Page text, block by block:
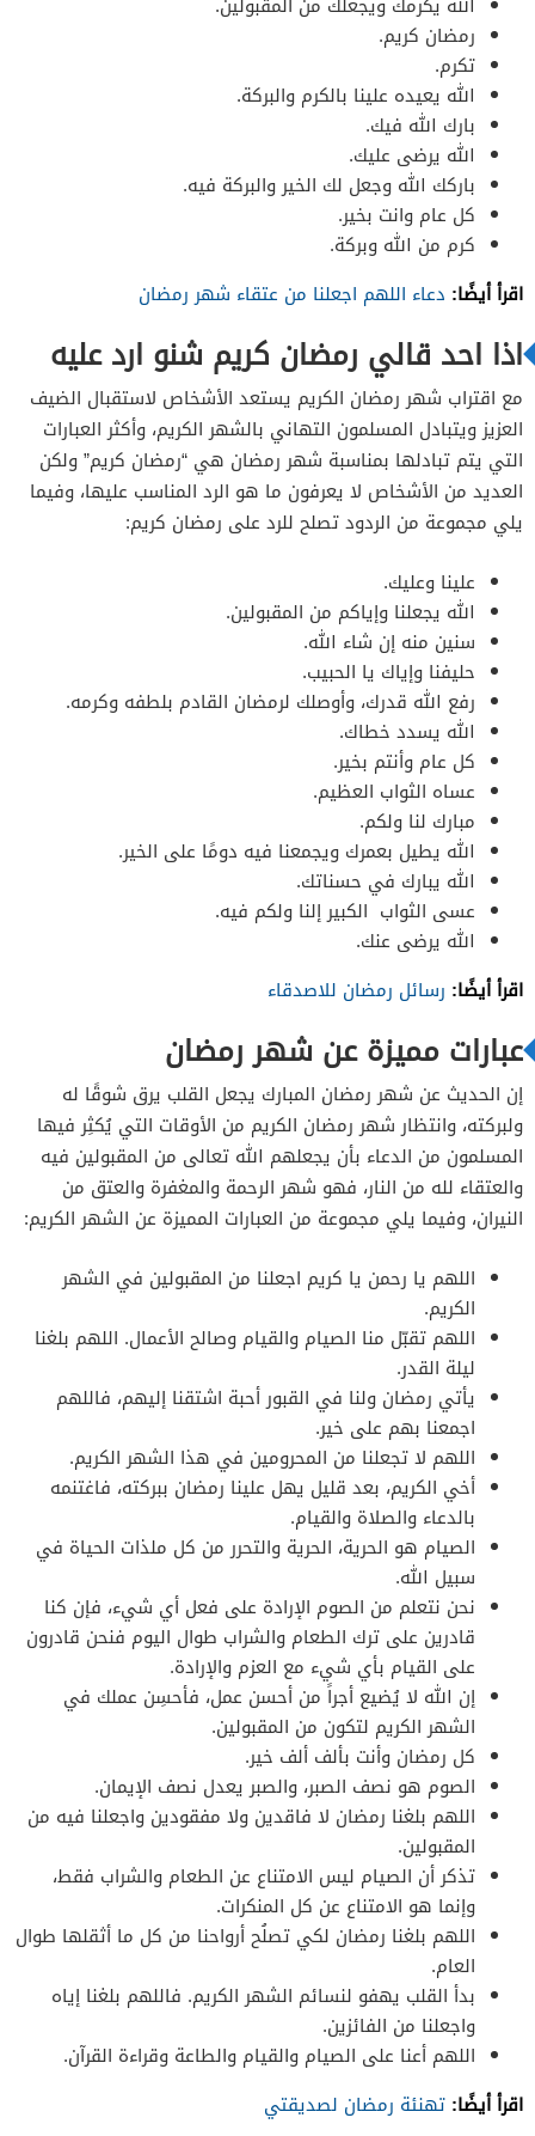
رمضان كريم.
تكرم.
الله يعيده علينا بالكرم والبركة.
بارك الله فيك.
الله يرضى عليك.
باركك الله وجعل لك الخير والبركة فيه.
كل عام وانت بخير.
كرم من الله وبركة.
اقرأ أيضًا: دعاء اللهم اجعلنا من عتقاء شهر رمضان
اذا احد قالي رمضان كريم شنو ارد عليه
مع اقتراب شهر رمضان الكريم يستعد الأشخاص لاستقبال الضيف
العزيز ويتبادل المسلمون التهاني بالشهر الكريم، وأكثر العبارات
التي يتم تبادلها بمناسبة شهر رمضان هي “رمضان كريم” ولكن
العديد من الأشخاص لا يعرفون ما هو الرد المناسب عليها، وفيما
يلي مجموعة من الردود تصلح للرد على رمضان كريم:
علينا وعليك.
الله يجعلنا وإياكم من المقبولين.
سنين منه إن شاء الله.
حليفنا وإياك يا الحبيب.
رفع الله قدرك، وأوصلك لرمضان القادم بلطفه وكرمه.
الله يسدد خطاك.
كل عام وأنتم بخير.
عساه الثواب العظيم.
مبارك لنا ولكم.
الله يطيل بعمرك ويجمعنا فيه دومًا على الخير.
الله يبارك في حسناتك.
عسى الثواب الكبير إلنا ولكم فيه.
الله يرضى عنك.
اقرأ أيضًا: رسائل رمضان للاصدقاء
عبارات مميزة عن شهر رمضان
إن الحديث عن شهر رمضان المبارك يجعل القلب يرق شوقًا له
ولبركته، وانتظار شهر رمضان الكريم من الأوقات التي يُكثِر فيها
المسلمون من الدعاء بأن يجعلهم الله تعالى من المقبولين فيه
والعتقاء لله من النار، فهو شهر الرحمة والمغفرة والعتق من
النيران، وفيما يلي مجموعة من العبارات المميزة عن الشهر الكريم:
اللهم يا رحمن يا كريم اجعلنا من المقبولين في الشهر
الكريم.
اللهم تقبّل منا الصيام والقيام وصالح الأعمال. اللهم بلغنا
ليلة القدر.
يأتي رمضان ولنا في القبور أحبة اشتقنا إليهم، فاللهم
اجمعنا بهم على خير.
اللهم لا تجعلنا من المحرومين في هذا الشهر الكريم.
أخي الكريم، بعد قليل يهل علينا رمضان ببركته، فاغتنمه
بالدعاء والصلاة والقيام.
الصيام هو الحرية، الحرية والتحرر من كل ملذات الحياة في
سبيل الله.
نحن نتعلم من الصوم الإرادة على فعل أي شيء، فإن كنا
قادرين على ترك الطعام والشراب طوال اليوم فنحن قادرون
على القيام بأي شيء مع العزم والإرادة.
إن الله لا يُضيع أجراً من أحسن عمل، فأحسِن عملك في
الشهر الكريم لتكون من المقبولين.
كل رمضان وأنت بألف ألف خير.
الصوم هو نصف الصبر، والصبر يعدل نصف الإيمان.
اللهم بلغنا رمضان لا فاقدين ولا مفقودين واجعلنا فيه من
المقبولين.
تذكر أن الصيام ليس الامتناع عن الطعام والشراب فقط،
وإنما هو الامتناع عن كل المنكرات.
اللهم بلغنا رمضان لكي تصلُح أرواحنا من كل ما أثقلها طوال
العام.
بدأ القلب يهفو لنسائم الشهر الكريم. فاللهم بلغنا إياه
واجعلنا من الفائزين.
اللهم أعنا على الصيام والقيام والطاعة وقراءة القرآن.
اقرأ أيضًا: تهنئة رمضان لصديقتي